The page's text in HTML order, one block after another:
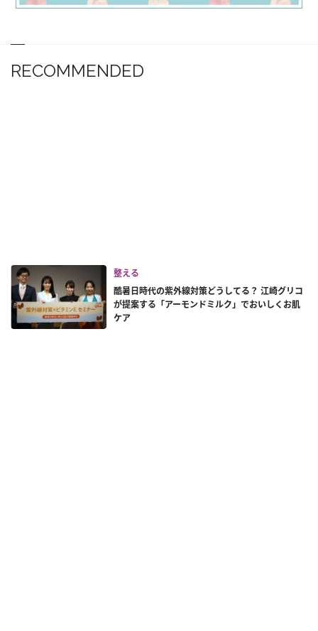
RECOMMENDED
整える
酷暑日時代の紫外線対策どうしてる？ 江崎グリコ
が提案する「アーモンドミルク」でおいしくお肌
ケア